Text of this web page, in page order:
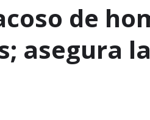
de
asegura